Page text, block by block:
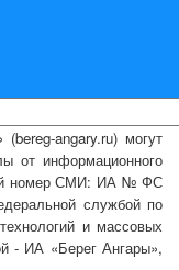
(bereg-angary.ru) могут
от информационного
номер СМИ: ИА № ФС
службой по
и массовых
- ИА «Берег Ангары»,